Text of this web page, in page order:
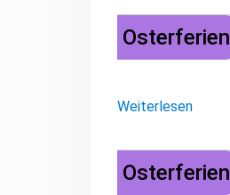
Osterferien
Osterferien
Weiterlesen
Osterferien
Osterferien